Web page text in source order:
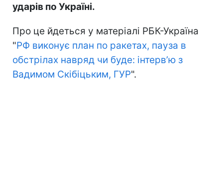
ударів по Україні.
Про це йдеться у матеріалі РБК-Україна
"РФ виконує план по ракетах, пауза в
обстрілах навряд чи буде: інтервʼю з
Вадимом Скібіцьким, ГУР".